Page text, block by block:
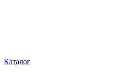
Каталог